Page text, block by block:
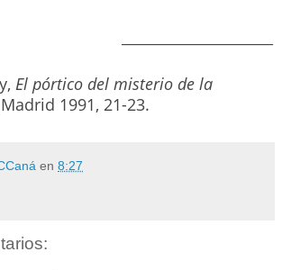
El pórtico del misterio de la
1991, 21-23.
en 8:27